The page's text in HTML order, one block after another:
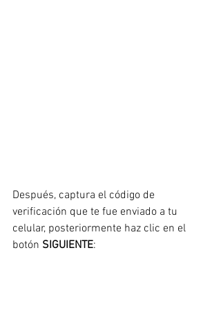
Después, captura el código de
verificación que te fue enviado a tu
celular, posteriormente haz clic en el
botón SIGUIENTE: